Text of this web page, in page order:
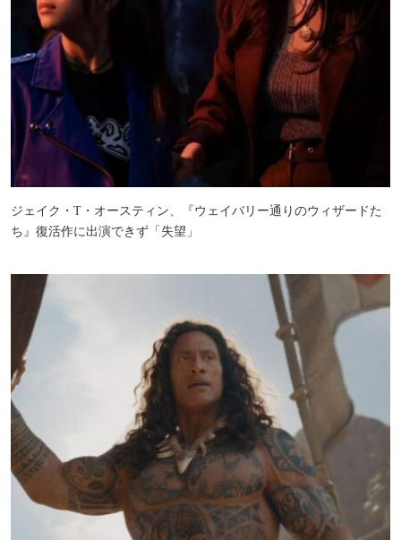
ジェイク・T・オースティン、『ウェイバリー通りのウィザードた
ち』復活作に出演できず「失望」